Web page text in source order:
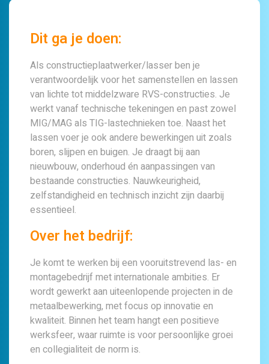
Dit ga je doen:
Als constructieplaatwerker/lasser ben je
verantwoordelijk voor het samenstellen en lassen
van lichte tot middelzware RVS-constructies. Je
werkt vanaf technische tekeningen en past zowel
MIG/MAG als TIG-lastechnieken toe. Naast het
lassen voer je ook andere bewerkingen uit zoals
boren, slijpen en buigen. Je draagt bij aan
nieuwbouw, onderhoud én aanpassingen van
bestaande constructies. Nauwkeurigheid,
zelfstandigheid en technisch inzicht zijn daarbij
essentieel.
Over het bedrijf:
Je komt te werken bij een vooruitstrevend las- en
montagebedrijf met internationale ambities. Er
wordt gewerkt aan uiteenlopende projecten in de
metaalbewerking, met focus op innovatie en
kwaliteit. Binnen het team hangt een positieve
werksfeer, waar ruimte is voor persoonlijke groei
en collegialiteit de norm is.